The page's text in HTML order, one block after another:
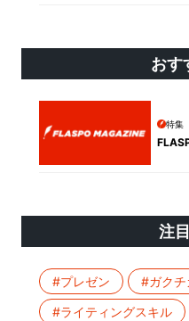
おす
特集
注
#プレゼン
#ガクチ
#ライティングスキル